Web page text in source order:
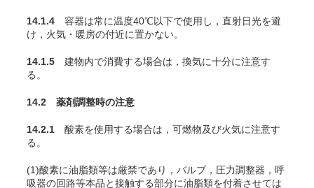
14.1.4 容器は常に温度40℃以下で使用し，直射日光を避
け，火気・暖房の付近に置かない。
14.1.5 建物内で消費する場合は，換気に十分に注意す
る。
14.2 薬剤調整時の注意
14.2.1 酸素を使用する場合は，可燃物及び火気に注意す
る。
(1)酸素に油脂類等は厳禁であり，バルブ，圧力調整器，呼
吸器の回路等本品と接触する部分に油脂類を付着させては